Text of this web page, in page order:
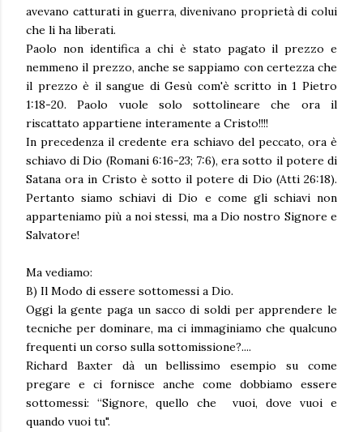
avevano catturati in guerra, divenivano proprietà di colui
che li ha liberati.
Paolo non identifica a chi è stato pagato il prezzo e
nemmeno il prezzo, anche se sappiamo con certezza che
il prezzo è il sangue di Gesù com'è scritto in 1 Pietro
1:18-20. Paolo vuole solo sottolineare che ora il
riscattato appartiene interamente a Cristo!!!!
In precedenza il credente era schiavo del peccato, ora è
schiavo di Dio (Romani 6:16-23; 7:6), era sotto il potere di
Satana ora in Cristo è sotto il potere di Dio (Atti 26:18).
Pertanto siamo schiavi di Dio e come gli schiavi non
apparteniamo più a noi stessi, ma a Dio nostro Signore e
Salvatore!
Ma vediamo:
B) Il Modo di essere sottomessi a Dio.
Oggi la gente paga un sacco di soldi per apprendere le
tecniche per dominare, ma ci immaginiamo che qualcuno
frequenti un corso sulla sottomissione?....
Richard Baxter dà un bellissimo esempio su come
pregare e ci fornisce anche come dobbiamo essere
sottomessi: “Signore, quello che vuoi, dove vuoi e
quando vuoi tu".